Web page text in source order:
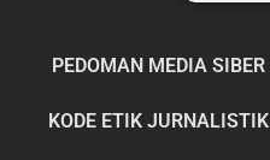
PEDOMAN MEDIA SIBER
KODE ETIK JURNALISTIK